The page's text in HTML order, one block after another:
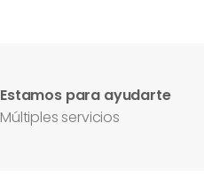
Estamos para ayudarte
Múltiples servicios